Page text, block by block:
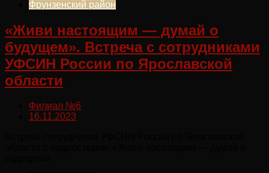
Фрунзенский район
«Живи настоящим — думай о
будущем». Встреча с сотрудниками
УФСИН России по Ярославской
области
Филиал №6
16.11.2023